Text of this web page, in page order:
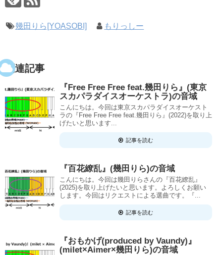
幾田りら[YOASOBI] もりっしー
関連記事
『Free Free Free feat.幾田りら』(東京
スカパラダイスオーケストラ)の音域
こんにちは。今回は東京スカパラダイスオーケスト
ラの『Free Free Free feat.幾田りら』(2022)を取り上
げたいと思います...
記事を読む
『百花繚乱』(幾田りら)の音域
こんにちは。今回は幾田りらさんの『百花繚乱』
(2025)を取り上げたいと思います。よろしくお願い
します。今回はリクエストによる選曲です。『...
記事を読む
『おもかげ(produced by Vaundy)』
(milet×Aimer×幾田りら)の音域